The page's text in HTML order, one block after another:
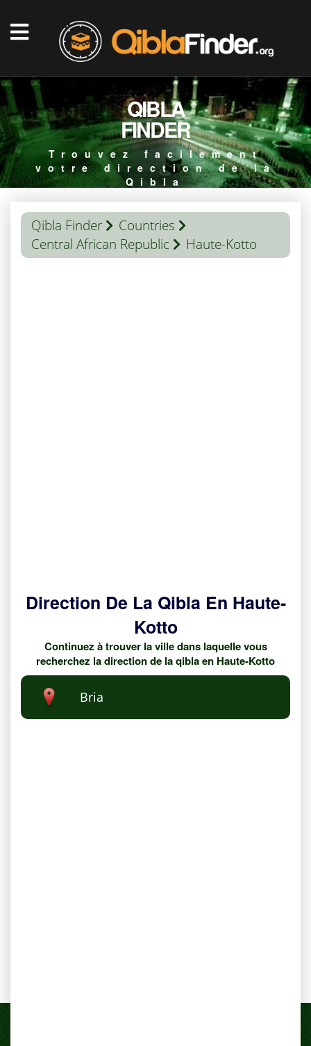
QIBLA
FINDER
Trouvez facilement
votre direction de la
Qibla
Qibla Finder
Countries
Central African Republic
Haute-Kotto
Direction De La Qibla En Haute-
Kotto
Continuez à trouver la ville dans laquelle vous
recherchez la direction de la qibla en Haute-Kotto
Bria